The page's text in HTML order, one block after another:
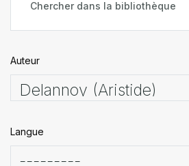
Auteur
Langue